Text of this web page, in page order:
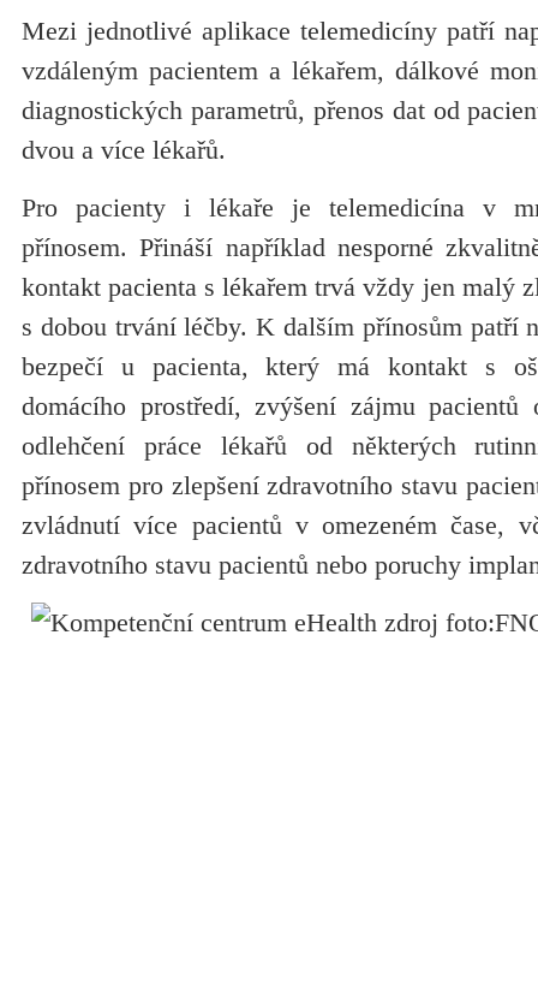
Mezi jednotlivé aplikace telemedicíny patří
vzdáleným pacientem a lékařem, dálkové
diagnostických parametrů, přenos dat od
dvou a více lékařů.
Pro pacienty i lékaře je telemedicína v
přínosem. Přináší například nesporné
kontakt pacienta s lékařem trvá vždy jen malý
s dobou trvání léčby. K dalším přínosům patří
bezpečí u pacienta, který má kontakt s
domácího prostředí, zvýšení zájmu
odlehčení práce lékařů od některých
přínosem pro zlepšení zdravotního stavu
zvládnutí více pacientů v omezeném čase,
zdravotního stavu pacientů nebo poruchy